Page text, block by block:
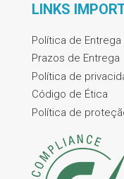
LINKS
Política de Entrega
Prazos de Entrega
Política de
Código de Ética
Política de